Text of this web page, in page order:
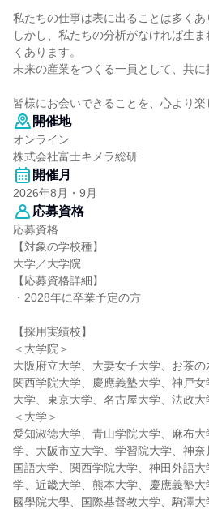
私たちの仕事は表に出ることは多くあ
しかし、私たちの分析がなければ生
くあります。
未来の産業をつくる一員として、共に
皆様にお会いできることを、心より楽
開催地
オンライン
株式会社富士キメラ総研
開催月
2026年8月・9月
応募資格
応募資格
【対象の学校種】
大学／大学院
【応募資格詳細】
・2028年に卒業予定の方
【採用実績校】
＜大学院＞
大阪府立大学、大妻女子大学、お茶の
関西学院大学、慶應義塾大学、神戸
大学、東京大学、名古屋大学、法政
＜大学＞
愛知淑徳大学、青山学院大学、麻布
学、大阪市立大学、学習院大学、神
国語大学、関西学院大学、神田外語
学、近畿大学、熊本大学、慶應義塾大
國學院大學、国際基督教大学、駒澤